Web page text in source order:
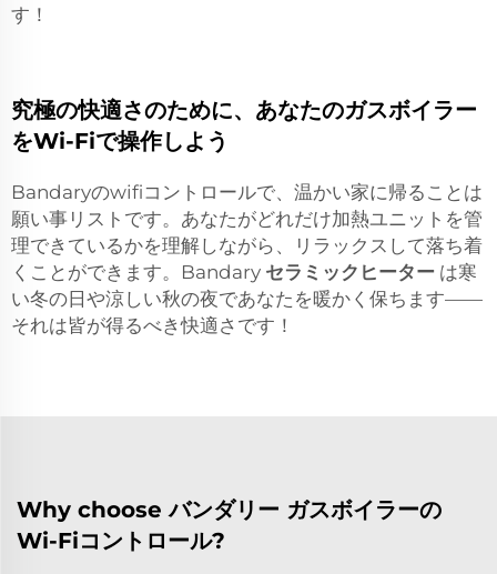
す！
究極の快適さのために、あなたのガスボイラー
をWi-Fiで操作しよう
Bandaryのwifiコントロールで、温かい家に帰ることは
願い事リストです。あなたがどれだけ加熱ユニットを管
理できているかを理解しながら、リラックスして落ち着
くことができます。Bandary セラミックヒーター は寒
い冬の日や涼しい秋の夜であなたを暖かく保ちます——
それは皆が得るべき快適さです！
Why choose バンダリー ガスボイラーの
Wi-Fiコントロール?